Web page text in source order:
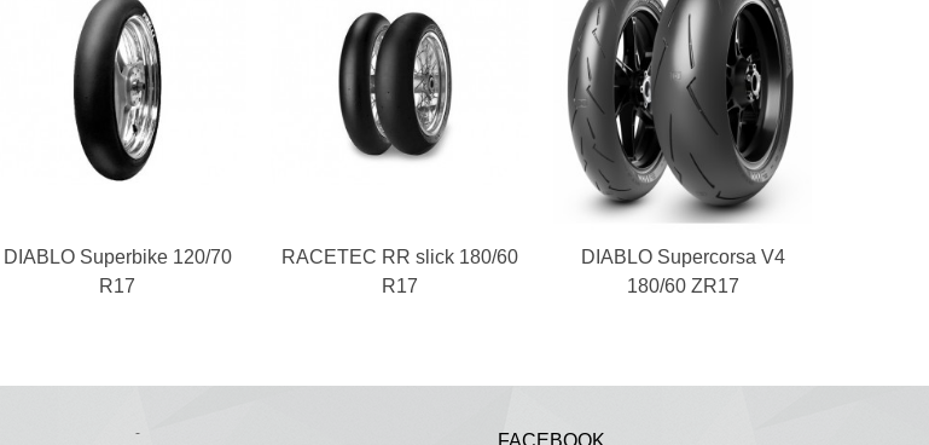
In winkelwagen
DIABLO Superbike 120/70
R17
In winkelwagen
RACETEC RR slick 180/60
R17
In winkelwagen
DIABLO Supercorsa V4
180/60 ZR17
- FACEBOOK